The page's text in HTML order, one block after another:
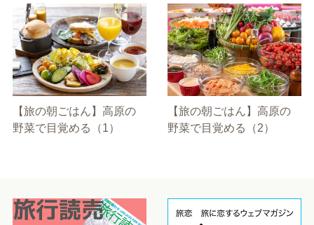
【旅の朝ごはん】高原の
野菜で目覚める（1）
【旅の朝ごはん】高原の
野菜で目覚める（2）